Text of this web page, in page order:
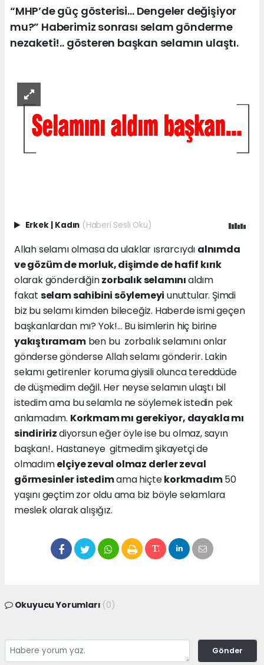
“MHP’de güç gösterisi… Dengeler değişiyor
mu?” Haberimiz sonrası selam gönderme
nezaketi!.. gösteren başkan selamın ulaştı.
Erkek | Kadın (Haberi Sesli Oku)
Allah selamı olmasa da ulaklar ısrarcıydı alnımda
ve gözüm de morluk, dişimde de hafif kırık
olarak gönderdiğinzorbalık selamınıaldım
fakat selam sahibini söylemeyi unuttular. Şimdi
biz bu selamı kimden bileceğiz. Haberde ismi geçen
başkanlardan mı? Yok!... Bu isimlerin hiç birine
yakıştıramamben bu zorbalık selamını onlar
gönderse gönderse Allah selamı gönderir. Lakin
selamı getirenler koruma giysili olunca tereddüde
de düşmedim değil. Her neyse selamın ulaştı bil
istedim ama bu selamla ne söylemek istedin pek
anlamadım. Korkmam mı gerekiyor, dayakla mı
sindiririzdiyorsun eğer öyle ise bu olmaz, sayın
başkan!.. Hastaneye gitmedim şikayetçi de
olmadımelçiye zeval olmaz derler zeval
görmesinler istedimama hiçtekorkmadım50
yaşını geçtim zor oldu ama biz böyle selamlara
meslek olarak alışığız.
Okuyucu Yorumları (0)
Gönder